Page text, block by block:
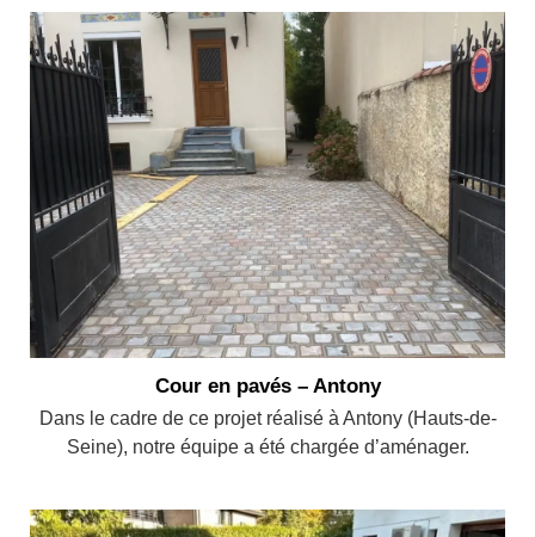
Cour en pavés – Antony
Dans le cadre de ce projet réalisé à Antony (Hauts-de-
Seine), notre équipe a été chargée d’aménager.